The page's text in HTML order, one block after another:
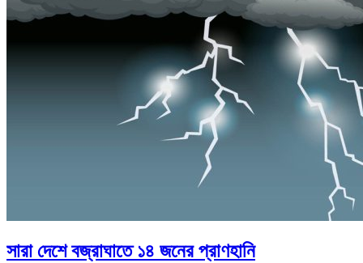
সারা দেশে বজ্রাঘাতে ১৪ জনের প্রাণহানি